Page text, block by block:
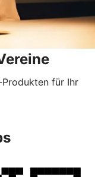
für Ihr